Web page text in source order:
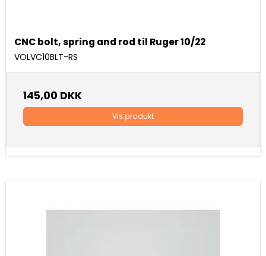
CNC bolt, spring and rod til Ruger 10/22
VOLVC10BLT-RS
145,00 DKK
Vis produkt